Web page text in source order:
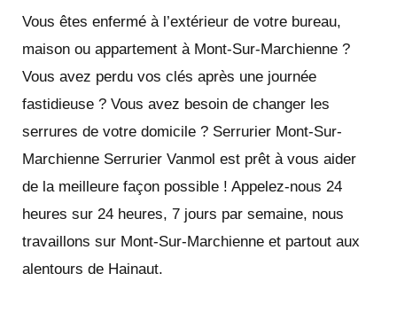
Vous êtes enfermé à l’extérieur de votre bureau,
maison ou appartement à Mont-Sur-Marchienne ?
Vous avez perdu vos clés après une journée
fastidieuse ? Vous avez besoin de changer les
serrures de votre domicile ? Serrurier Mont-Sur-
Marchienne Serrurier Vanmol est prêt à vous aider
de la meilleure façon possible ! Appelez-nous 24
heures sur 24 heures, 7 jours par semaine, nous
travaillons sur Mont-Sur-Marchienne et partout aux
alentours de Hainaut.